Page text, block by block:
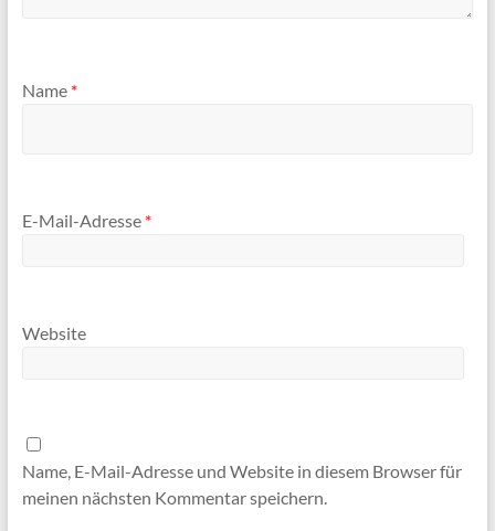
Name *
E-Mail-Adresse *
Website
Name, E-Mail-Adresse und Website in diesem Browser für
meinen nächsten Kommentar speichern.